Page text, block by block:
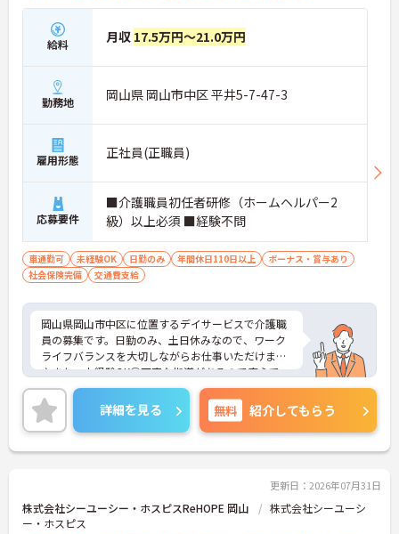
給料 月収 17.5万円～21.0万円
勤務地 岡山県 岡山市中区 平井5-7-47-3
雇用形態 正社員(正職員)
応募要件
■介護職員初任者研修（ホームヘルパー2
級）以上必須 ■経験不問
車通勤可 未経験OK 日勤のみ 年間休日110日以上
ボーナス・賞与あり
社会保険完備
交通費支給
岡山県岡山市中区に位置するデイサービスで介護職
員の募集です。日勤のみ、土日休みなので、ワーク
ライフバランスを大切しながらお仕事いただけます
♪また、未経験OK◎丁寧な指導があるので安心で
す！ご興味のある方はご面接のポイントお伝えしま
すのでご気軽にお問い合わせください。
詳細を見る 無料 紹介してもらう
更新日：2026年07月31日
株式会社シーユーシー・ホスピスReHOPE 岡山
株式会社シーユーシ
ー・ホスピス